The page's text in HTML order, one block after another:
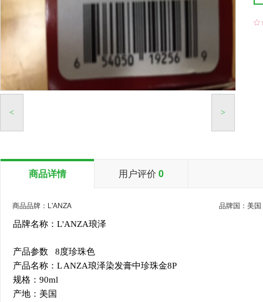
< >
商品详情 用户评价 0
商品品牌：L'ANZA 品牌国：美国
品牌名称：L'ANZA琅泽
产品参数 8度珍珠色
产品名称：L ANZA琅泽染发膏中珍珠金8P
规格：90ml
产地：美国